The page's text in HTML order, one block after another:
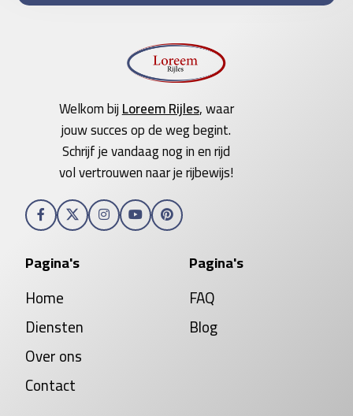
Welkom bijLoreem Rijles, waar
jouw succes op de weg begint.
Schrijf je vandaag nog in en rijd
vol vertrouwen naar je rijbewijs!
Pagina's
Home
Diensten
Over ons
Contact
Pagina's
FAQ
Blog